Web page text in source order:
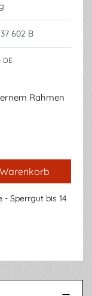
602 B
DE
Rahmen
- Sperrgut bis 14